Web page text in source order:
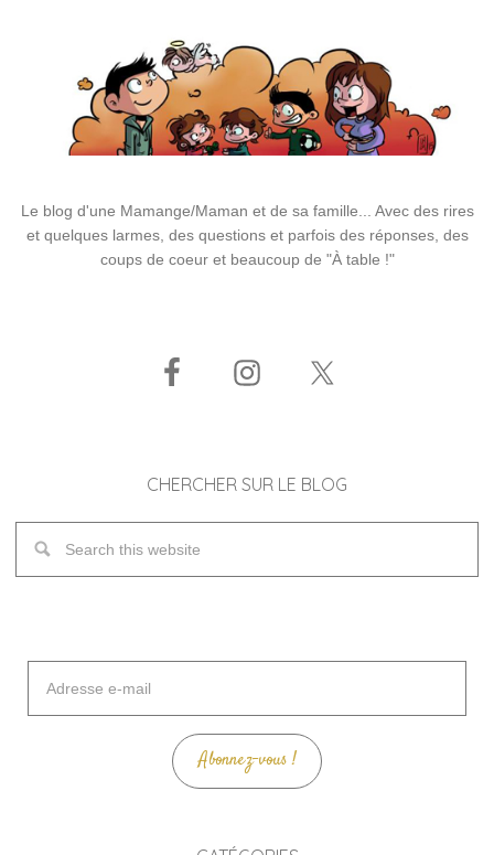
Le blog d'une Mamange/Maman et de sa famille... Avec des rires
et quelques larmes, des questions et parfois des réponses, des
coups de coeur et beaucoup de "À table !"
CHERCHER SUR LE BLOG
mail
Abonnez-vous !